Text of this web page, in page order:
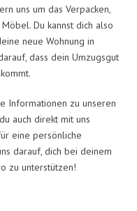
uns um das Verpacken,
Du kannst dich also
neue Wohnung in
dass dein Umzugsgut
Informationen zu unseren
auch direkt mit uns
eine persönliche
darauf, dich bei deinem
zu unterstützen!